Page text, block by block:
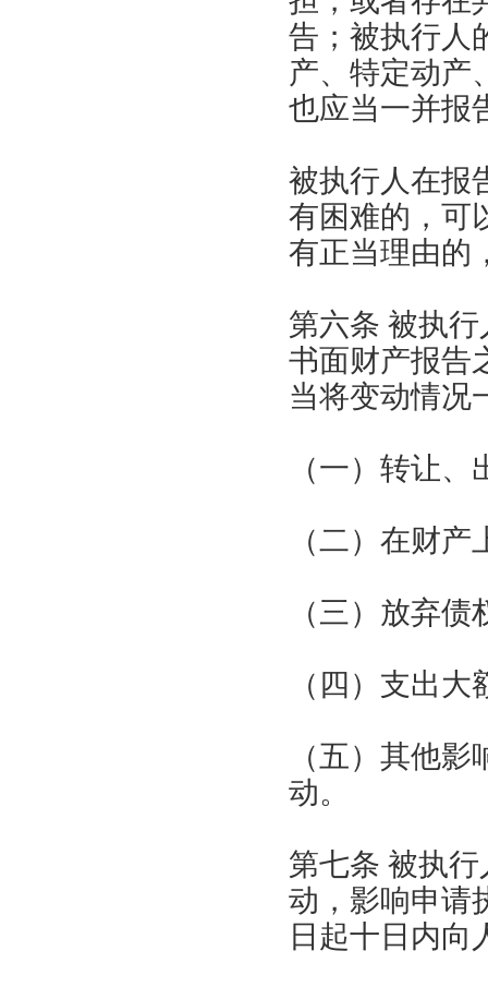
告；被执行人
产、特定动产
也应当一并报
被执行人在报
有困难的，可
有正当理由的
第六条 被执
书面财产报告
当将变动情况
（一）转让
（二）在财
（三）放弃
（四）支出
（五）其他
动。
第七条 被执
动，影响申请
日起十日内向